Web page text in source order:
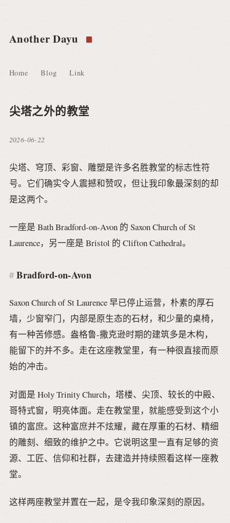
Another Dayu
Home Blog Link
尖塔之外的教堂
2026-06-22
尖塔、穹顶、彩窗、雕塑是许多名胜教堂的标志性符
号。它们确实令人震撼和赞叹，但让我印象最深刻的却
是这两个。
一座是 Bath Bradford-on-Avon 的 Saxon Church of St
Laurence，另一座是 Bristol 的 Clifton Cathedral。
Bradford-on-Avon
Saxon Church of St Laurence 早已停止运营，朴素的厚石
墙，少窗窄门，内部是原生态的石材，和少量的桌椅，
有一种苦修感。盎格鲁-撒克逊时期的建筑多是木构，
能留下的并不多。走在这座教堂里，有一种很直接而原
始的冲击。
对面是 Holy Trinity Church，塔楼、尖顶、较长的中殿、
哥特式窗，明亮体面。走在教堂里，就能感受到这个小
镇的富庶。这种富庶并不炫耀，藏在厚重的石材、精细
的雕刻、细致的维护之中。它说明这里一直有足够的资
源、工匠、信仰和社群，去建造并持续照看这样一座教
堂。
这样两座教堂并置在一起，是令我印象深刻的原因。